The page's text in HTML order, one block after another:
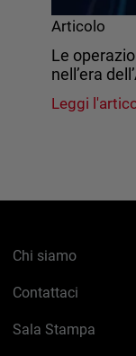
Articolo
Le
nell’era
Leggi
Chi siamo
Contattaci
Sala Stampa